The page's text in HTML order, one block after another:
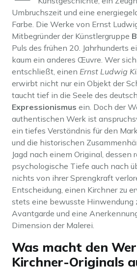
Umbruchszeit und eine
Farbe. Die Werke von Ernst
Mitbegründer der Künstlergruppe
Puls des frühen 20. Jahrhunderts
kaum ein anderes Œuvre. Wer
entschließt, einen Ernst Ludwig
erwirbt nicht nur ein Objekt der
taucht tief in die Seele des
Expressionismus ein. Doch der
authentischen Werk ist
ein tiefes Verständnis für den
und die historischen
Jagd nach einem Original, dessen
psychologische Tiefe auch nach
nichts von ihrer Sprengkraft
Entscheidung, einen Kirchner zu
stets eine bewusste Hinwendung
Avantgarde und eine
Dimension der Malerei.
Was macht den
Kirchner-Originals